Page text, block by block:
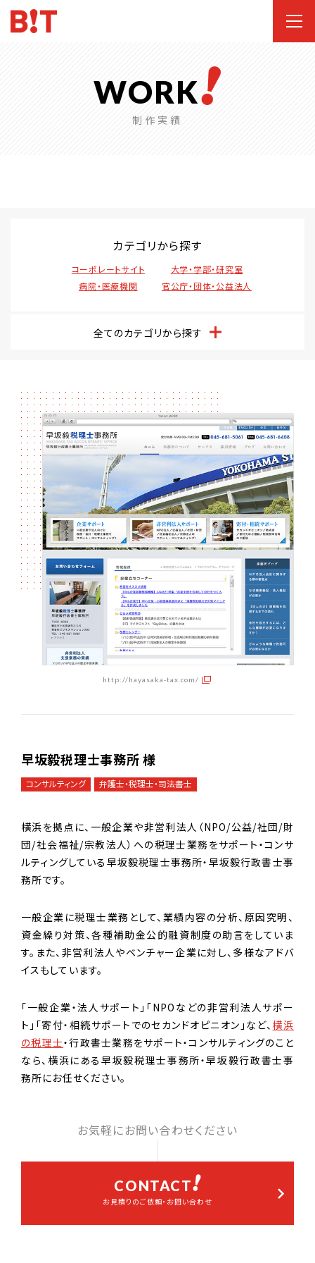
WORK
制作実績
カテゴリから探す
コーポレートサイト
大学・学部・研究室
病院・医療機関
官公庁・団体・公益法人
全てのカテゴリから探す
http://hayasaka-tax.com/
早坂毅税理士事務所 様
コンサルティング 弁護士・税理士・司法書士
横浜を拠点に、一般企業や非営利法人（NPO/公益/社団/財
団/社会福祉/宗教法人）への税理士業務をサポート・コンサ
ルティングしている早坂毅税理士事務所・早坂毅行政書士事
務所です。
一般企業に税理士業務として、業績内容の分析、原因究明、
資金繰り対策、各種補助金公的融資制度の助言をしていま
す。また、非営利法人やベンチャー企業に対し、多様なアドバ
イスもしています。
「一般企業・法人サポート」「NPOなどの非営利法人サポー
ト」「寄付・相続サポートでのセカンドオピニオン」など、横浜
の税理士・行政書士業務をサポート・コンサルティングのこと
なら、横浜にある早坂毅税理士事務所・早坂毅行政書士事
務所にお任せください。
お気軽にお問い合わせください
CONTACT
お見積りのご依頼・お問い合わせ